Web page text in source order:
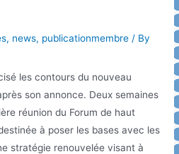
, news, publicationmembre / By
les contours du nouveau
son annonce. Deux semaines
réunion du Forum de haut
à poser les bases avec les
stratégie renouvelée visant à